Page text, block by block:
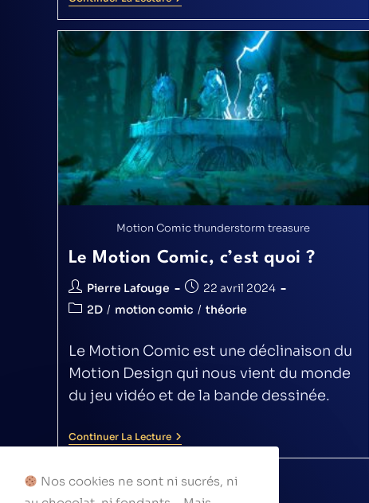
Motion Comic thunderstorm treasure
Le Motion Comic, c’est quoi ?
Pierre Lafouge
22 avril 2024
2D / motion comic / théorie
Le Motion Comic est une déclinaison du
Motion Design qui nous vient du monde
du jeu vidéo et de la bande dessinée.
Continuer La Lecture
Nos cookies ne sont ni sucrés, ni